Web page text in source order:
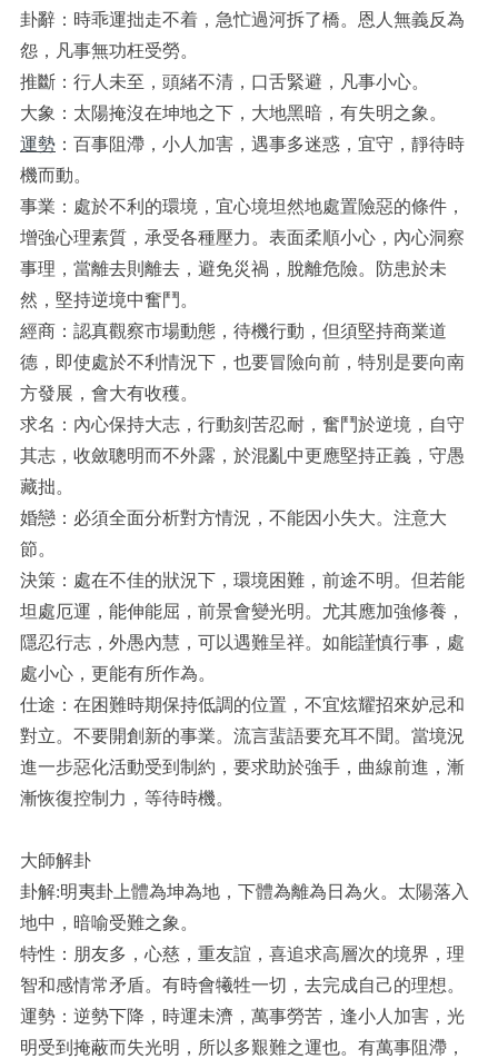
卦辭：時乖運拙走不着，急忙過河拆了橋。恩人無義反為
怨，凡事無功枉受勞。
推斷：行人未至，頭緒不清，口舌緊避，凡事小心。
大象：太陽掩沒在坤地之下，大地黑暗，有失明之象。
運勢 ：百事阻滯，小人加害，遇事多迷惑，宜守，靜待時
機而動。
事業：處於不利的環境，宜心境坦然地處置險惡的條件，
增強心理素質，承受各種壓力。表面柔順小心，內心洞察
事理，當離去則離去，避免災禍，脫離危險。防患於未
然，堅持逆境中奮鬥。
經商：認真觀察市場動態，待機行動，但須堅持商業道
德，即使處於不利情況下，也要冒險向前，特別是要向南
方發展，會大有收穫。
求名：內心保持大志，行動刻苦忍耐，奮鬥於逆境，自守
其志，收斂聰明而不外露，於混亂中更應堅持正義，守愚
藏拙。
婚戀：必須全面分析對方情況，不能因小失大。注意大
節。
決策：處在不佳的狀況下，環境困難，前途不明。但若能
坦處厄運，能伸能屈，前景會變光明。尤其應加強修養，
隱忍行志，外愚內慧，可以遇難呈祥。如能謹慎行事，處
處小心，更能有所作為。
仕途：在困難時期保持低調的位置，不宜炫耀招來妒忌和
對立。不要開創新的事業。流言蜚語要充耳不聞。當境況
進一步惡化活動受到制約，要求助於強手，曲線前進，漸
漸恢復控制力，等待時機。
大師解卦
卦解:明夷卦上體為坤為地，下體為離為日為火。太陽落入
地中，暗喻受難之象。
特性：朋友多，心慈，重友誼，喜追求高層次的境界，理
智和感情常矛盾。有時會犧牲一切，去完成自己的理想。
運勢：逆勢下降，時運未濟，萬事勞苦，逢小人加害，光
明受到掩蔽而失光明，所以多艱難之運也。有萬事阻滯，